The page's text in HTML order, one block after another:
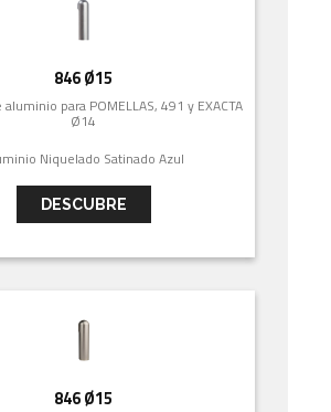
846 Ø15
para POMELLAS, 491 y EXACTA
Ø14
Niquelado Satinado Azul
DESCUBRE
846 Ø15